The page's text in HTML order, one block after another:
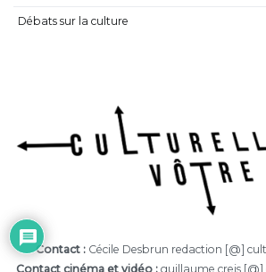
Débats sur la culture
Contact :Cécile Desbrun redaction [@]
Contact cinéma et vidéo : guillaume.creis